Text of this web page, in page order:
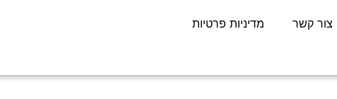
צור קשר מדיניות פרטיות